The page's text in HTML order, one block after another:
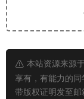
本站资源来源
享有，有能力的
带版权证明发至邮